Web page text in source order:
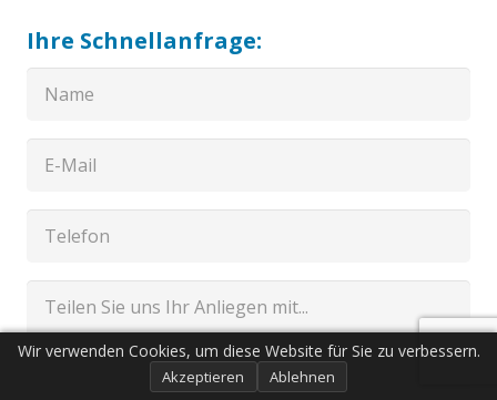
Ihre Schnellanfrage:
Wir verwenden Cookies, um diese Website für Sie zu verbessern.
Akzeptieren Ablehnen